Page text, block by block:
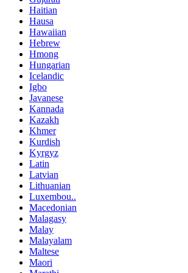
Haitian
Hausa
Hawaiian
Hebrew
Hmong
Hungarian
Icelandic
Igbo
Javanese
Kannada
Kazakh
Khmer
Kurdish
Kyrgyz
Latin
Latvian
Lithuanian
Luxembou..
Macedonian
Malagasy
Malay
Malayalam
Maltese
Maori